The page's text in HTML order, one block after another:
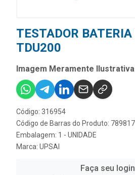
TESTADOR BATERIA
TDU200
Imagem Meramente Ilustrativa
Código: 316954
Código de Barras do Produto:
Embalagem: 1 - UNIDADE
Marca: UPSAI
Faça seu